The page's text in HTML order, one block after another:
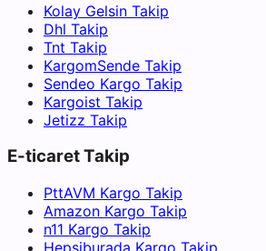
Kolay Gelsin Takip
Dhl Takip
Tnt Takip
KargomSende Takip
Sendeo Kargo Takip
Kargoist Takip
Jetizz Takip
E-ticaret Takip
PttAVM Kargo Takip
Amazon Kargo Takip
n11 Kargo Takip